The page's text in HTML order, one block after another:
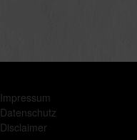
Impressum
Datenschutz
Disclaimer